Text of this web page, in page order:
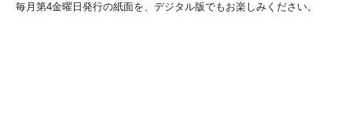
毎月第4金曜日発行の紙面を、デジタル版でもお楽しみください。